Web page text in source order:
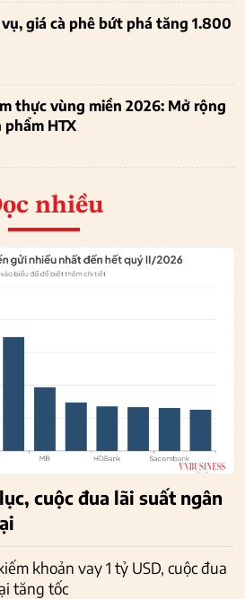
giá cà phê bứt phá tăng 1.800
thực vùng miền 2026: Mở rộng
HTX
nhiều
cuộc đua lãi suất ngân
khoản vay 1 tỷ USD, cuộc đua
tăng tốc